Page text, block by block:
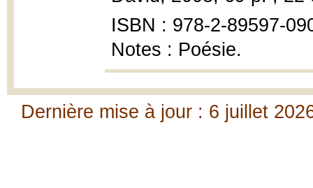
ISBN : 978-2-89597-
Notes : Poésie.
Dernière mise à jour : 6 juillet